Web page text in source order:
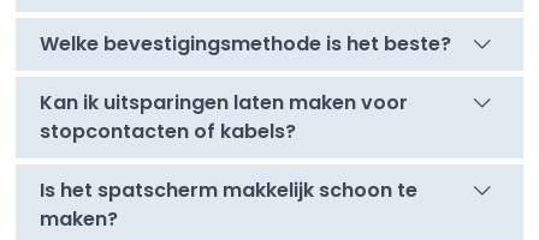
Welke bevestigingsmethode is het beste?
Kan ik uitsparingen laten maken voor
stopcontacten of kabels?
Is het spatscherm makkelijk schoon te
maken?